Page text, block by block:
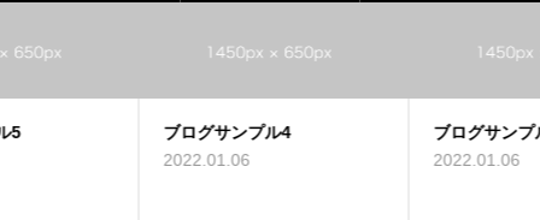
ブログサンプル4
ブログサンプル3